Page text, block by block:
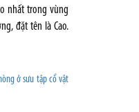
nhất trong vùng
đặt tên là Cao.
ở sưu tập cổ vật